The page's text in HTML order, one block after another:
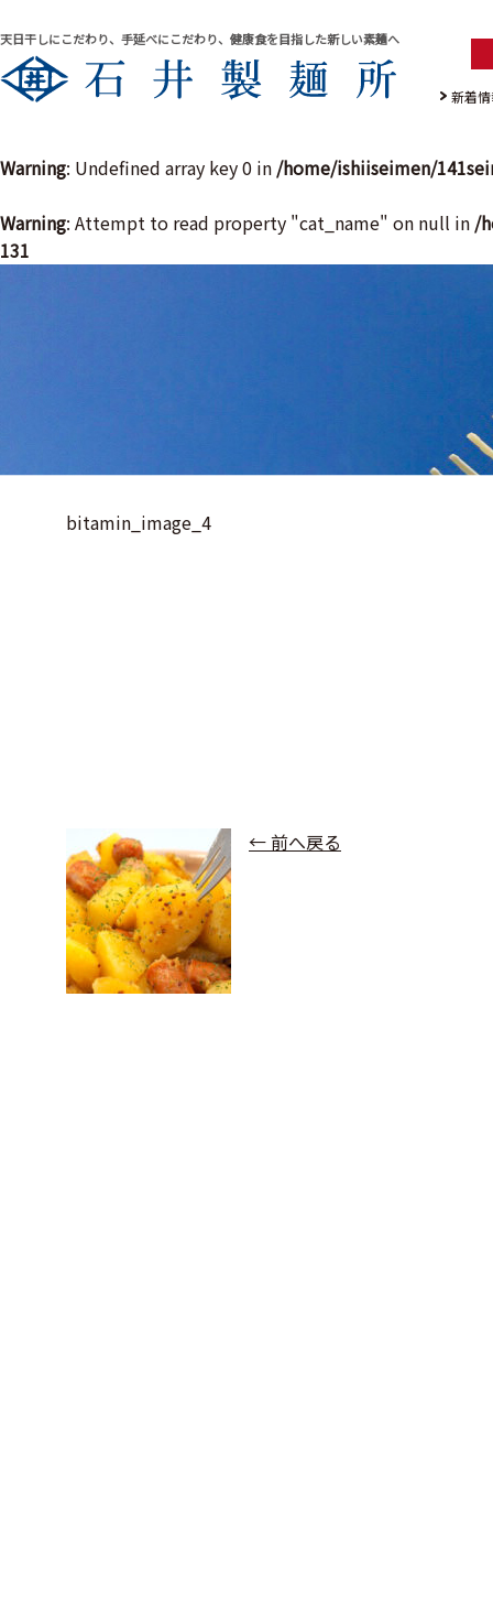
天日干しにこだわり、手延べにこだわり、健康食を目指した新しい素麺へ
新着
Warning: Undefined array key 0 in /home/ishiiseimen/
Warning: Attempt to read property "cat_name" on null in /
131
bitamin_image_4
← 前へ戻る